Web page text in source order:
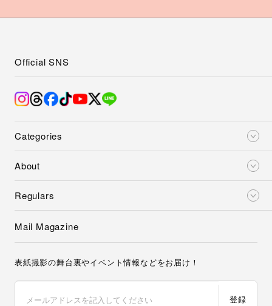
Categories
About
Regulars
Official SNS
Mail Magazine
表紙撮影の舞台裏やイベント情報などをお届け！
登録